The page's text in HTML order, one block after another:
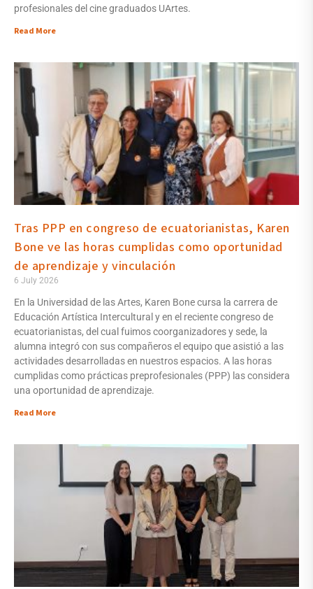
profesionales del cine graduados UArtes.
Read More
Tras PPP en congreso de ecuatorianistas, Karen
Bone ve las horas cumplidas como oportunidad
de aprendizaje y vinculación
6 July 2026
En la Universidad de las Artes, Karen Bone cursa la carrera de
Educación Artística Intercultural y en el reciente congreso de
ecuatorianistas, del cual fuimos coorganizadores y sede, la
alumna integró con sus compañeros el equipo que asistió a las
actividades desarrolladas en nuestros espacios. A las horas
cumplidas como prácticas preprofesionales (PPP) las considera
una oportunidad de aprendizaje.
Read More